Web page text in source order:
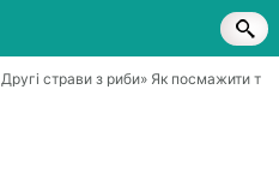
Другі страви з риби» Як посмажити